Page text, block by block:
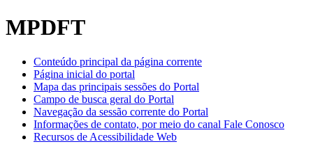
Welcome
to
One
Accessibility
screen
reader.
start
MPDFT
Conteúdo principal da página corrente
Página inicial do portal
Mapa das principais sessões do Portal
Campo de busca geral do Portal
Navegação da sessão corrente do Portal
Informações de contato, por meio do canal Fale Conosco
Recursos de Acessibilidade Web